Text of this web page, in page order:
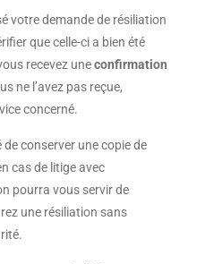
votre demande de résiliation
que celle-ci a bien été
recevez uneconfirmation
ne l’avez pas reçue,
concerné.
conserver une copie de
cas de litige avec
pourra vous servir de
une résiliation sans